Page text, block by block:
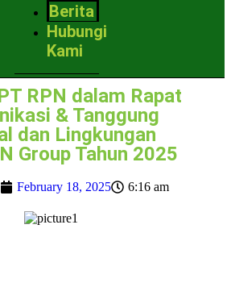
Berita
Hubungi
Kami
RPN dalam Rapat
& Tanggung
dan Lingkungan
Group Tahun 2025
February 18, 2025 6:16 am